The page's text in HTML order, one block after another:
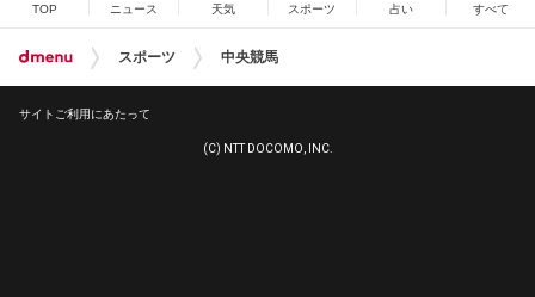
TOP ニュース 天気 スポーツ 占い すべて
スポーツ 中央競馬
サイトご利用にあたって
(C) NTT DOCOMO, INC.